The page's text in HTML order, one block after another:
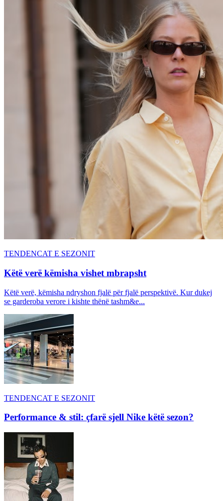
TENDENCAT E SEZONIT
Këtë verë këmisha vishet mbrapsht
Këtë verë, këmisha ndryshon fjalë për fjalë perspektivë. Kur dukej
se garderoba verore i kishte thënë tashm&e...
TENDENCAT E SEZONIT
Performance & stil: çfarë sjell Nike këtë sezon?